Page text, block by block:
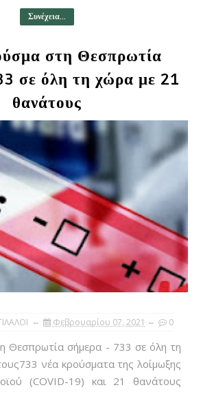
Συνέχεια...
στη Θεσπρωτία
σε όλη τη χώρα με 21
θανάτους
Φεβρουαρίου 07, 2021 0
Θεσπρωτία σήμερα - 733 σε όλη τη
νέα κρούσματα της λοίμωξης
(COVID-19) και 21 θανάτους